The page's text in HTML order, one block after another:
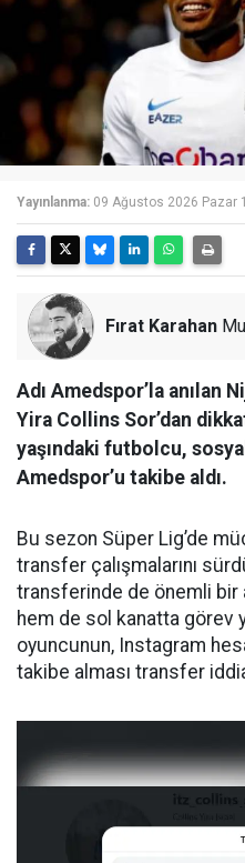
Yayınlanma: 09 Ağustos 2026 Pazar
Fırat Karahan
Adı Amedspor’la anılan
Yira Collins Sor’dan
yaşındaki futbolcu,
Amedspor’u takibe aldı.
Bu sezon Süper Lig’de
transfer çalışmalarını
transferinde de önemli bir
hem de sol kanatta görev
oyuncunun, Instagram
takibe alması transfer